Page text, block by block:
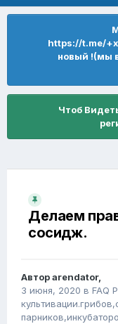
https://t.me/
новый !(мы
Чтоб
Делаем
сосидж.
Авторarendator,
3 июня, 2020 в FAQ